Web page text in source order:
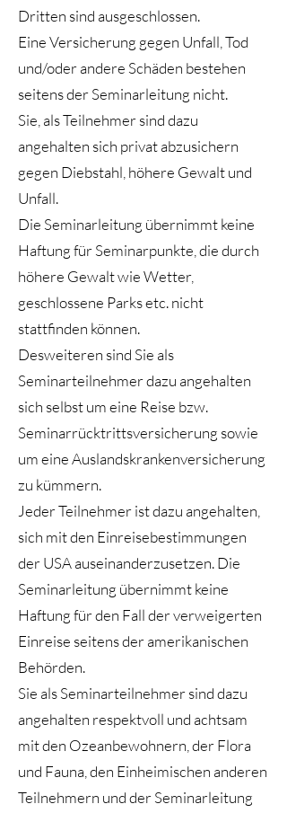
Dritten sind ausgeschlossen.
Eine Versicherung gegen Unfall, Tod
und/oder andere Schäden bestehen
seitens der Seminarleitung nicht.
Sie, als Teilnehmer sind dazu
angehalten sich privat abzusichern
gegen Diebstahl, höhere Gewalt und
Unfall.
Die Seminarleitung übernimmt keine
Haftung für Seminarpunkte, die durch
höhere Gewalt wie Wetter,
geschlossene Parks etc. nicht
stattfinden können.
Desweiteren sind Sie als
Seminarteilnehmer dazu angehalten
sich selbst um eine Reise bzw.
Seminarrücktrittsversicherung sowie
um eine Auslandskrankenversicherung
zu kümmern.
Jeder Teilnehmer ist dazu angehalten,
sich mit den Einreisebestimmungen
der USA auseinanderzusetzen. Die
Seminarleitung übernimmt keine
Haftung für den Fall der verweigerten
Einreise seitens der amerikanischen
Behörden.
Sie als Seminarteilnehmer sind dazu
angehalten respektvoll und achtsam
mit den Ozeanbewohnern, der Flora
und Fauna, den Einheimischen anderen
Teilnehmern und der Seminarleitung